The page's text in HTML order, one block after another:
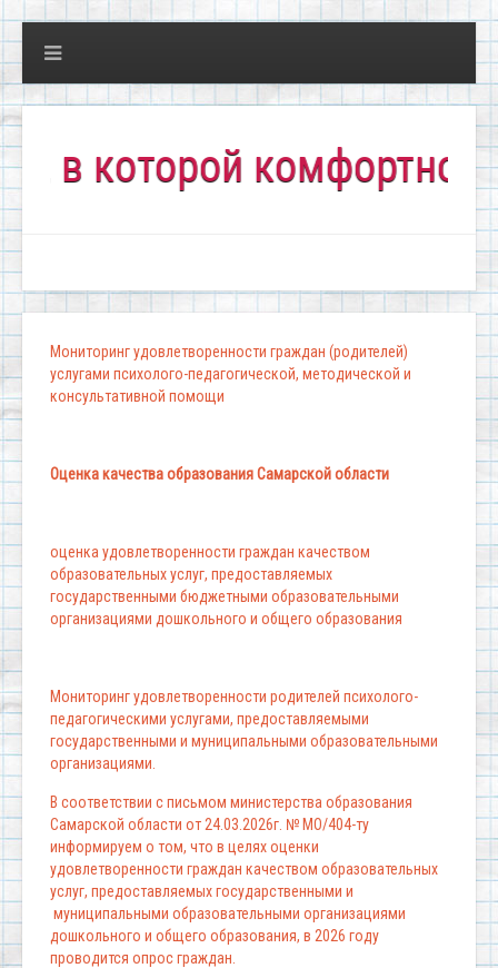
комфортно всем!"
Мониторинг удовлетворенности граждан (родителей)
услугами психолого-педагогической, методической и
консультативной помощи
Оценка качества образования Самарской области
оценка удовлетворенности граждан качеством
образовательных услуг, предоставляемых
государственными бюджетными образовательными
организациями дошкольного и общего образования
Мониторинг удовлетворенности родителей психолого-
педагогическими услугами, предоставляемыми
государственными и муниципальными образовательными
организациями.
В соответствии с письмом министерства образования
Самарской области от 24.03.2026г. № МО/404-ту
информируем о том, что в целях оценки
удовлетворенности граждан качеством образовательных
услуг, предоставляемых государственными и
муниципальными образовательными организациями
дошкольного и общего образования, в 2026 году
проводится опрос граждан.